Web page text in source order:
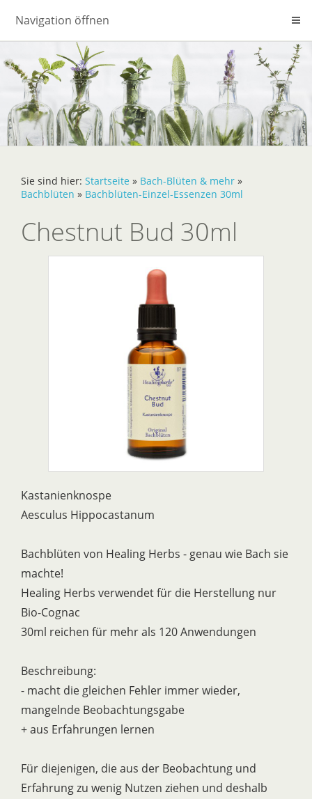
Navigation öffnen
Sie sind hier: Startseite » Bach-Blüten & mehr »
Bachblüten » Bachblüten-Einzel-Essenzen 30ml
Chestnut Bud 30ml
Kastanienknospe
Aesculus Hippocastanum
Bachblüten von Healing Herbs - genau wie Bach sie
machte!
Healing Herbs verwendet für die Herstellung nur
Bio-Cognac
30ml reichen für mehr als 120 Anwendungen
Beschreibung:
- macht die gleichen Fehler immer wieder,
mangelnde Beobachtungsgabe
+ aus Erfahrungen lernen
Für diejenigen, die aus der Beobachtung und
Erfahrung zu wenig Nutzen ziehen und deshalb